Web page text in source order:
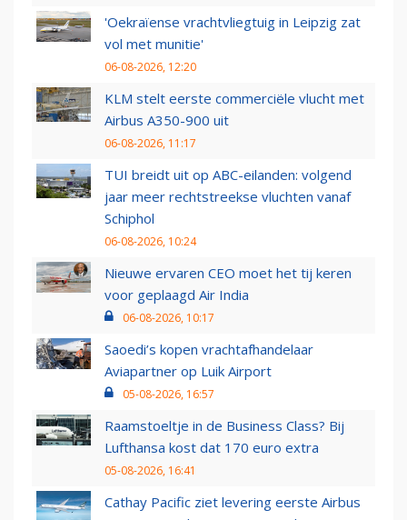
'Oekraïense vrachtvliegtuig in Leipzig zat
vol met munitie'
06-08-2026, 12:20
KLM stelt eerste commerciële vlucht met
Airbus A350-900 uit
06-08-2026, 11:17
TUI breidt uit op ABC-eilanden: volgend
jaar meer rechtstreekse vluchten vanaf
Schiphol
06-08-2026, 10:24
Nieuwe ervaren CEO moet het tij keren
voor geplaagd Air India
06-08-2026, 10:17
Saoedi’s kopen vrachtafhandelaar
Aviapartner op Luik Airport
05-08-2026, 16:57
Raamstoeltje in de Business Class? Bij
Lufthansa kost dat 170 euro extra
05-08-2026, 16:41
Cathay Pacific ziet levering eerste Airbus